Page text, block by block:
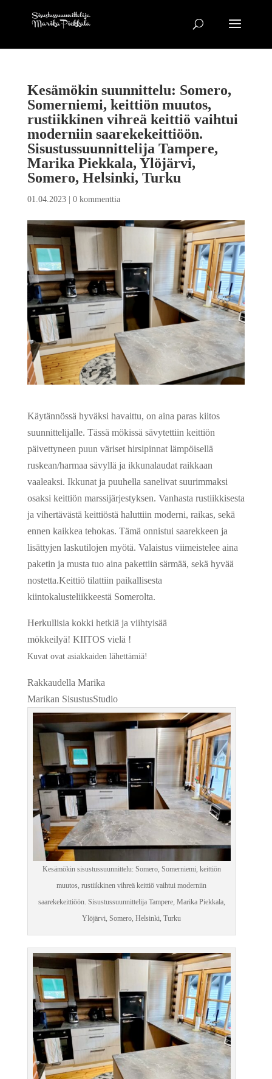
Kesämökin suunnittelu: Somero,
Somerniemi, keittiön muutos,
rustiikkinen vihreä keittiö vaihtui
moderniin saarekekeittiöön.
Sisustussuunnittelija Tampere,
Marika Piekkala, Ylöjärvi,
Somero, Helsinki, Turku
01.04.2023| 0 kommenttia
Käytännössä hyväksi havaittu, on aina paras kiitos
suunnittelijalle. Tässä mökissä sävytettiin keittiön
päivettyneen puun väriset hirsipinnat lämpöisellä
ruskean/harmaa sävyllä ja ikkunalaudat raikkaan
vaaleaksi. Ikkunat ja puuhella sanelivat suurimmaksi
osaksi keittiön marssijärjestyksen. Vanhasta rustiikkisesta
ja vihertävästä keittiöstä haluttiin moderni, raikas, sekä
ennen kaikkea tehokas. Tämä onnistui saarekkeen ja
lisättyjen laskutilojen myötä. Valaistus viimeistelee aina
paketin ja musta tuo aina pakettiin särmää, sekä hyvää
nostetta.Keittiö tilattiin paikallisesta
kiintokalusteliikkeestä Somerolta.
Herkullisia kokki hetkiä ja viihtyisää
mökkeilyä! KIITOS vielä !
Kuvat ovat asiakkaiden lähettämiä!
Rakkaudella Marika
Marikan SisustusStudio
Kesämökin sisustussuunnittelu: Somero, Somerniemi, keittiön
muutos, rustiikkinen vihreä keittiö vaihtui moderniin
saarekekeittiöön. Sisustussuunnittelija Tampere, Marika Piekkala,
Ylöjärvi, Somero, Helsinki, Turku